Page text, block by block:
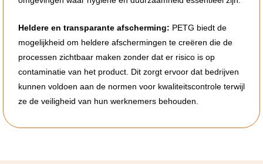
Heldere en transparante afscherming: PETG biedt de
mogelijkheid om heldere afschermingen te creëren die de
processen zichtbaar maken zonder dat er risico is op
contaminatie van het product. Dit zorgt ervoor dat bedrijven
kunnen voldoen aan de normen voor kwaliteitscontrole terwijl
ze de veiligheid van hun werknemers behouden.